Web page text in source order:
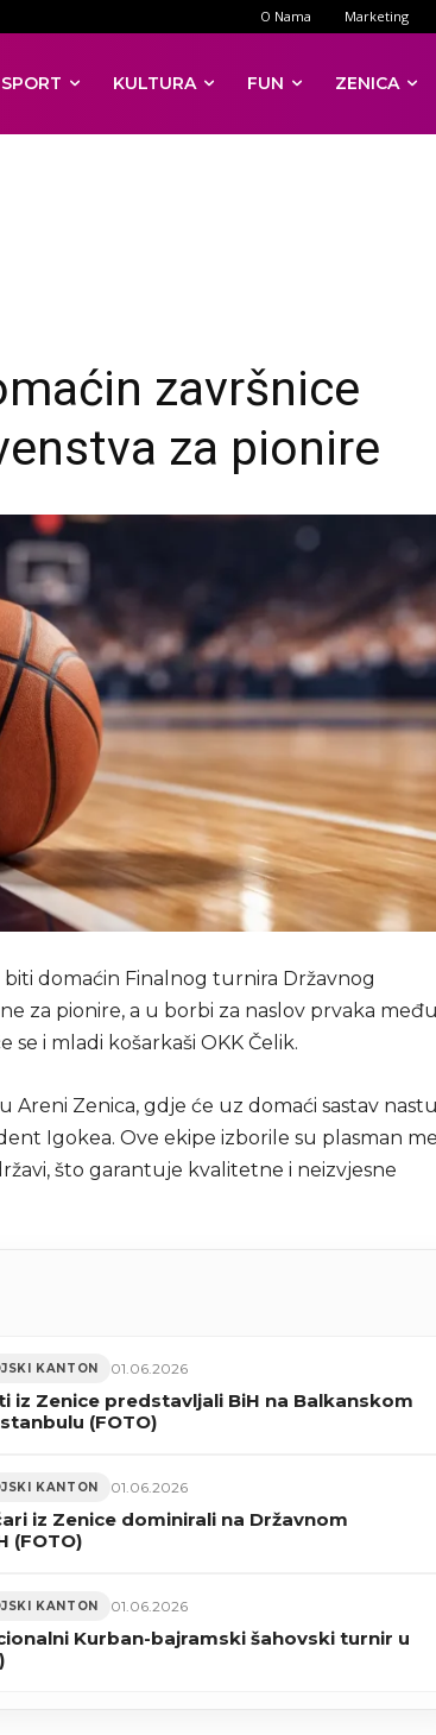
O Nama Marketing
SPORT KULTURA FUN ZENICA
završnice
za pionire
domaćin Finalnog turnira Državnog
za pionire, a u borbi za naslov prvaka
i mladi košarkaši OKK Čelik.
Areni Zenica, gdje će uz domaći sastav
Igokea. Ove ekipe izborile su plasman
što garantuje kvalitetne i neizvjesne
KANTON 01.06.2026
iz Zenice predstavljali BiH na Balkanskom
(FOTO)
KANTON 01.06.2026
iz Zenice dominirali na Državnom
(FOTO)
KANTON 01.06.2026
Kurban-bajramski šahovski turnir u